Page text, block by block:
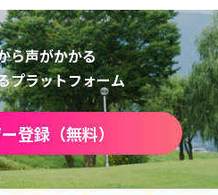
ら声がかかる
プラットフォーム
登録（無料）